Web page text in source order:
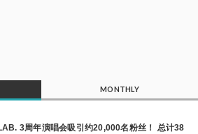
MONTHLY
3周年演唱会吸引约20,000名粉丝！ 总计38